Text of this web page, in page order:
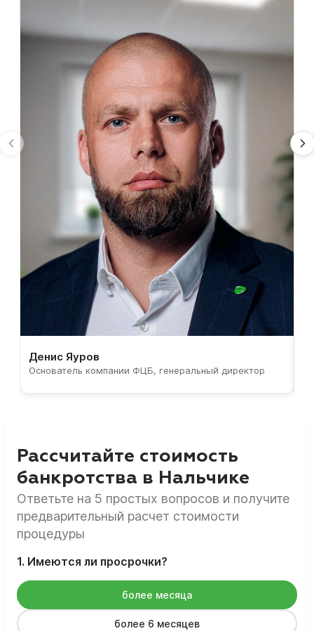
Денис Яуров
Основатель компании ФЦБ, генеральный директор
Рассчитайте стоимость
банкротства в Нальчике
Ответьте на 5 простых вопросов и получите
предварительный расчет стоимости
процедуры
1. Имеются ли просрочки?
более месяца
более 6 месяцев